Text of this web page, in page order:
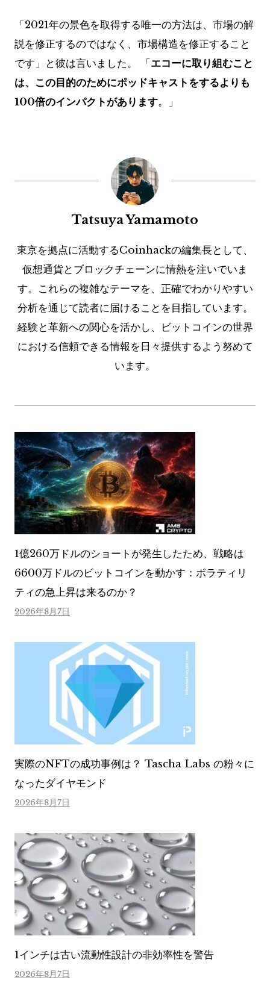
「2021年の景色を取得する唯一の方法は、市場の解
説を修正するのではなく、市場構造を修正すること
です」と彼は言いました。 「 エコーに取り組むこと
は、この目的のためにポッドキャストをするよりも
100倍のインパクトがあります。」
Tatsuya Yamamoto
東京を拠点に活動するCoinhackの編集長として、
仮想通貨とブロックチェーンに情熱を注いでいま
す。これらの複雑なテーマを、正確でわかりやすい
分析を通じて読者に届けることを目指しています。
経験と革新への関心を活かし、ビットコインの世界
における信頼できる情報を日々提供するよう努めて
います。
1億260万ドルのショートが発生したため、戦略は
6600万ドルのビットコインを動かす：ボラティリ
ティの急上昇は来るのか？
2026年8月7日
実際のNFTの成功事例は？ Tascha Labs の粉々に
なったダイヤモンド
2026年8月7日
1インチは古い流動性設計の非効率性を警告
2026年8月7日